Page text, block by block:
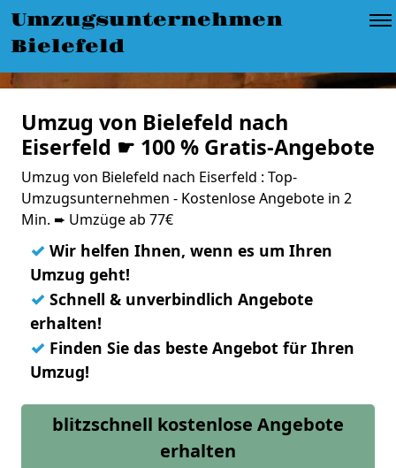
Umzugsunternehmen
Bielefeld
Umzug von Bielefeld nach
Eiserfeld ☛ 100 % Gratis-Angebote
Umzug von Bielefeld nach Eiserfeld : Top-
Umzugsunternehmen - Kostenlose Angebote in 2
Min. ➨ Umzüge ab 77€
✓ Wir helfen Ihnen, wenn es um Ihren
Umzug geht!
✓ Schnell & unverbindlich Angebote
erhalten!
✓ Finden Sie das beste Angebot für Ihren
Umzug!
blitzschnell kostenlose Angebote
erhalten